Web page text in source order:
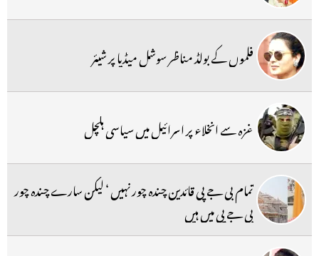
فلموں کے بولڈ مناظر سوشل میڈیا پر شیئر
غزہ سے انخلاء پر اسرائیل میں سیاسی ہلچل
تمام بی جے پی قائدین چندہ چور نہیں ‘ لیکن سارے چندہ چور
بی جے پی میں ہیں